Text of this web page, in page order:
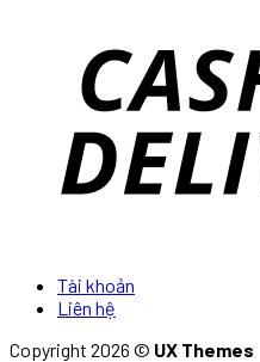
Tài khoản
Liên hệ
Copyright 2026 © UX Themes